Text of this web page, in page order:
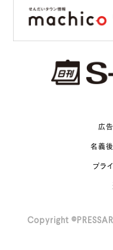
広
名義
プラ
Copyright